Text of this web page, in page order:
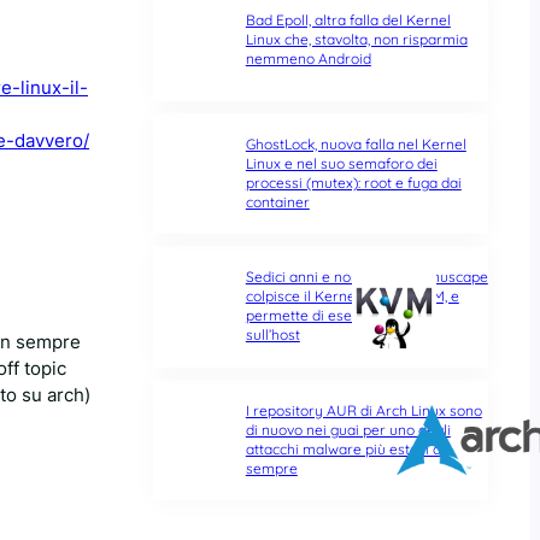
linux-il-
davvero/
sempre
topic
su arch)
Bad Epoll, altra falla del Kernel
Linux che, stavolta, non risparmia
nemmeno Android
GhostLock, nuova falla nel Kernel
Linux e nel suo semaforo dei
processi (mutex): root e fuga dai
container
Sedici anni e non sentirli: Januscape
colpisce il Kernel Linux e KVM, e
permette di eseguire codice
sull’host
I repository AUR di Arch Linux sono
di nuovo nei guai per uno degli
attacchi malware più estesi di
sempre